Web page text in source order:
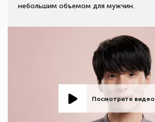
небольшим объемом для мужчин.
Посмотрите видео